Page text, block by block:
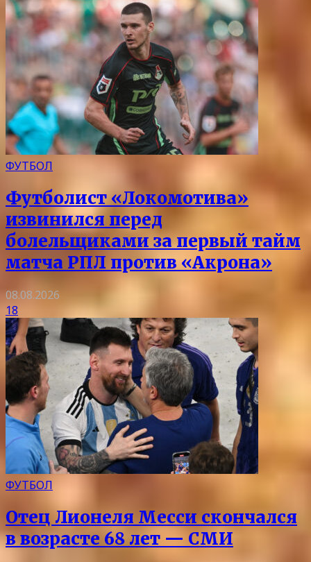
ФУТБОЛ
Футболист «Локомотива»
извинился перед
болельщиками за первый тайм
матча РПЛ против «Акрона»
08.08.2026
18
ФУТБОЛ
Отец Лионеля Месси скончался
в возрасте 68 лет — СМИ